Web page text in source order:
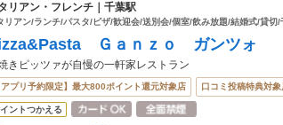
リアン・フレンチ｜千葉駅
リアン/ランチ/パスタ/ピザ/歓迎会/送別会/個室/飲み放題/結婚式/貸切/
Ｇａｎｚｏ ガンツォ
きピッツァが自慢の一軒家レストラン
アプリ予約限定】最大800ポイント還元対象店 口コミ投稿特典対象
ントつかえる